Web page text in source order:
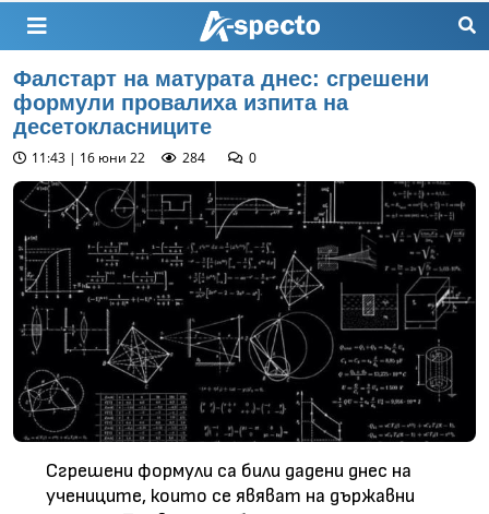
Фалстарт на матурата днес: сгрешени
формули провалиха изпита на
десетокласниците
11:43 | 16 юни 22 284 0
Сгрешени формули са били дадени днес на
учениците, които се явяват на държавни